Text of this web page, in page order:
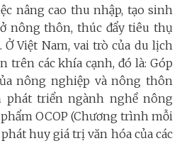
nâng cao thu nhập, tạo sinh
nông thôn, thúc đẩy tiêu thụ
Ở Việt Nam, vai trò của du lịch
trên các khía cạnh, đó là: Góp
nông nghiệp và nông thôn
phát triển ngành nghề nông
OCOP (Chương trình mỗi
huy giá trị văn hóa của các